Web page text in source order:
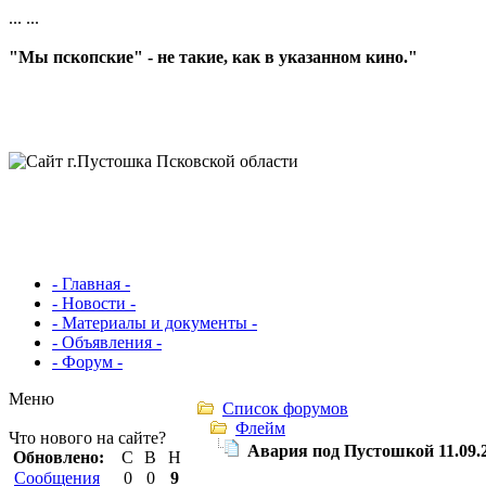
... ...
"Мы пскопские" - не такие, как в указанном кино."
- Главная -
- Новости -
- Материалы и документы -
- Объявления -
- Форум -
Меню
Что нового на сайте?
Обновлено:
С В
Н
Сообщения
0 0
9
Список форумов
Флейм
Авария под Пустошкой